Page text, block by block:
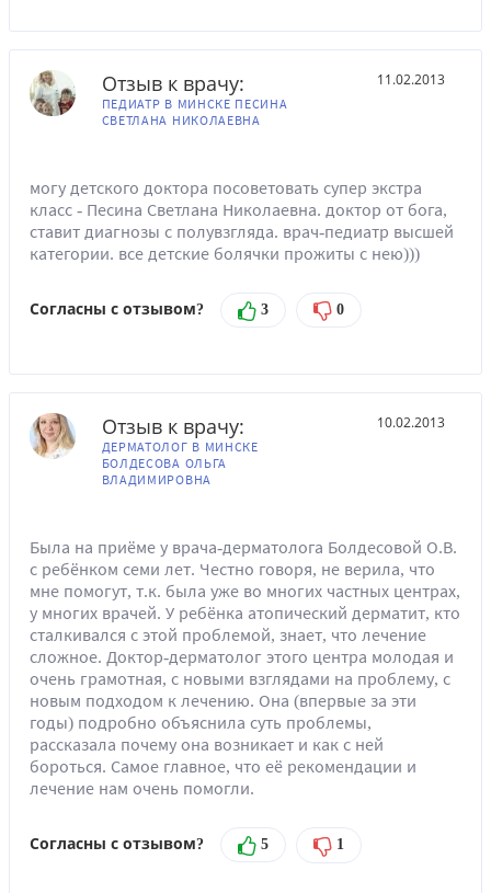
Отзыв к врачу:
ПЕДИАТР В МИНСКЕ ПЕСИНА
СВЕТЛАНА НИКОЛАЕВНА
11.02.2013
могу детского доктора посоветовать супер экстра
класс - Песина Светлана Николаевна. доктор от бога,
ставит диагнозы с полувзгляда. врач-педиатр высшей
категории. все детские болячки прожиты с нею)))
Согласны с отзывом? 3 0
Отзыв к врачу:
ДЕРМАТОЛОГ В МИНСКЕ
БОЛДЕСОВА ОЛЬГА
ВЛАДИМИРОВНА
10.02.2013
Была на приёме у врача-дерматолога Болдесовой О.В.
с ребёнком семи лет. Честно говоря, не верила, что
мне помогут, т.к. была уже во многих частных центрах,
у многих врачей. У ребёнка атопический дерматит, кто
сталкивался с этой проблемой, знает, что лечение
сложное. Доктор-дерматолог этого центра молодая и
очень грамотная, с новыми взглядами на проблему, с
новым подходом к лечению. Она (впервые за эти
годы) подробно объяснила суть проблемы,
рассказала почему она возникает и как с ней
бороться. Самое главное, что её рекомендации и
лечение нам очень помогли.
Согласны с отзывом? 5 1